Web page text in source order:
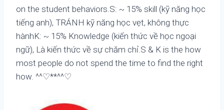
on the student behaviors.S: ~ 15% skill (kỹ năng học
tiếng anh), TRÁNH kỹ năng học vẹt, không thực
hànhK: ~ 15% Knowledge (kiến thức về học ngoại
ngữ), Là kiến thức về sự chăm chỉ.S & K is the how
most people do not spend the time to find the right
how. ^^♡**^^♡